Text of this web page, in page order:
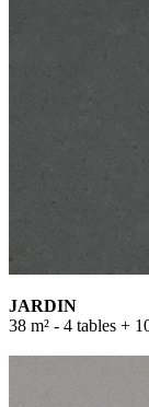
JARDIN
38 m² - 4 tables +